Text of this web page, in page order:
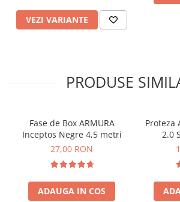
VEZI VARIANTE
PRODUSE
Fase de Box ARMURA
Inceptos Negre 4,5 metri
27,00 RON
ADAUGA IN COS
Proteza